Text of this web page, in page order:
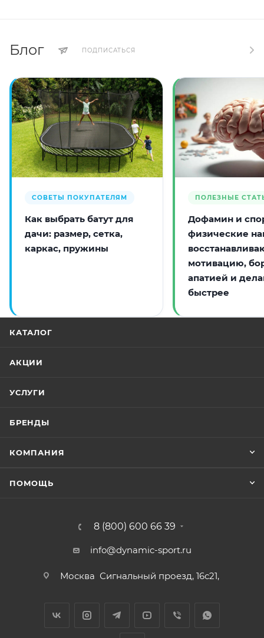
Блог ПОДПИСАТЬСЯ
СОВЕТЫ ПОКУПАТЕЛЯМ
Как выбрать батут для
дачи: размер, сетка,
каркас, пружины
ПОЛЕЗНЫЕ
Дофамин и
физические
мотивацию,
апатией и
быстрее
КАТАЛОГ
АКЦИИ
УСЛУГИ
БРЕНДЫ
КОМПАНИЯ
ПОМОЩЬ
8 (800) 600 66 39
info@dynamic-sport.ru
Москва Сигнальный проезд, 16с21,